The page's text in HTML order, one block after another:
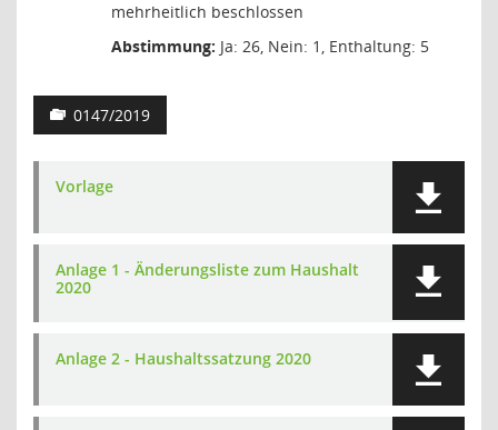
mehrheitlich beschlossen
Abstimmung: Ja: 26, Nein: 1, Enthaltung: 5
0147/2019
Vorlage
Anlage 1 - Änderungsliste zum Haushalt
2020
Anlage 2 - Haushaltssatzung 2020